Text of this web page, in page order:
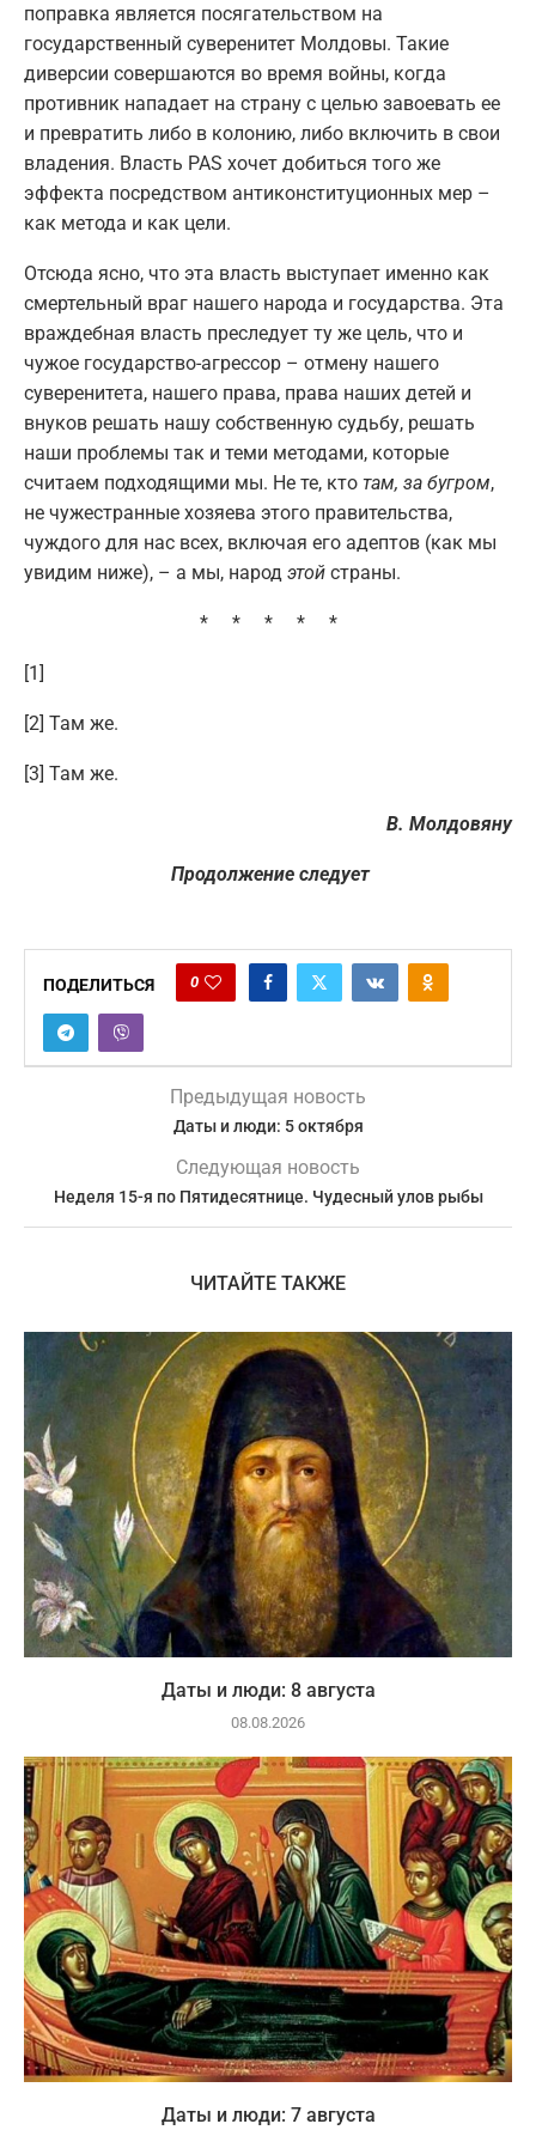
поправка является посягательством на
государственный суверенитет Молдовы. Такие
диверсии совершаются во время войны, когда
противник нападает на страну с целью завоевать ее
и превратить либо в колонию, либо включить в свои
владения. Власть PAS хочет добиться того же
эффекта посредством антиконституционных мер –
как метода и как цели.
Отсюда ясно, что эта власть выступает именно как
смертельный враг нашего народа и государства. Эта
враждебная власть преследует ту же цель, что и
чужое государство-агрессор – отмену нашего
суверенитета, нашего права, права наших детей и
внуков решать нашу собственную судьбу, решать
наши проблемы так и теми методами, которые
считаем подходящими мы. Не те, кто там, за бугром,
не чужестранные хозяева этого правительства,
чуждого для нас всех, включая его адептов (как мы
увидим ниже), – а мы, народ этой страны.
* * * * *
[1]
[2] Там же.
[3] Там же.
В. Молдовяну
Продолжение следует
ПОДЕЛИТЬСЯ 0
Предыдущая новость
Даты и люди: 5 октября
Следующая новость
Неделя 15-я по Пятидесятнице. Чудесный улов рыбы
ЧИТАЙТЕ ТАКЖЕ
Даты и люди: 8 августа
08.08.2026
Даты и люди: 7 августа